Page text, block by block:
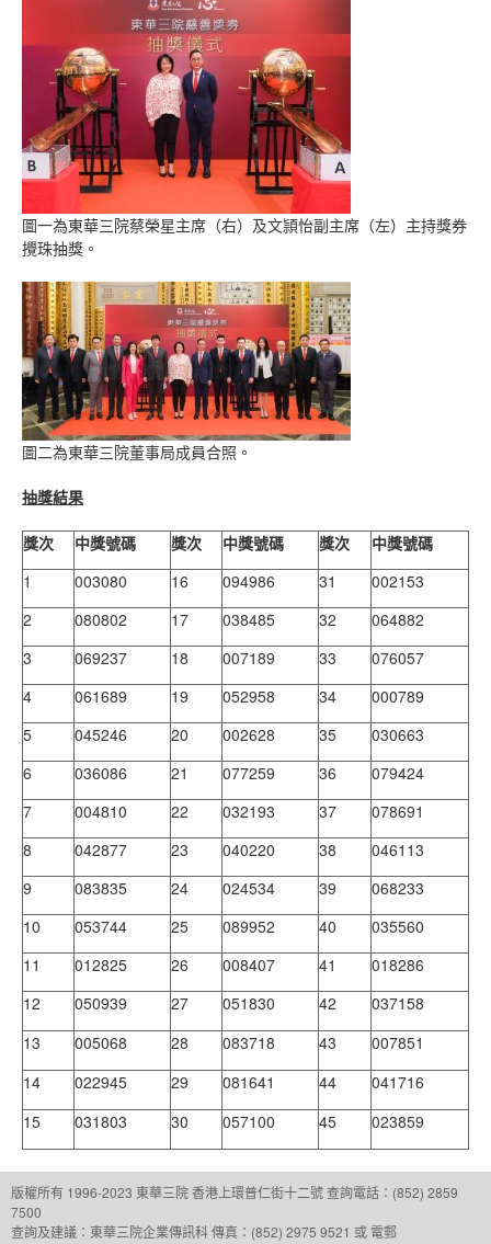
圖一為東華三院蔡榮星主席（右）及文頴怡副主席（左）主持獎券
攪珠抽獎。
圖二為東華三院董事局成員合照。
抽獎結果
獎次 中獎號碼 獎次 中獎號碼 獎次
中獎號碼
1
003080 16 094986 31
002153
2
080802 17 038485 32
064882
3
069237 18 007189 33
076057
4
061689 19 052958 34
000789
5
045246 20 002628 35
030663
6
036086 21 077259 36
079424
7
004810 22 032193 37
078691
8
042877 23 040220 38
046113
9
083835 24 024534 39
068233
10
053744 25 089952 40
035560
11
012825 26 008407 41
018286
12
050939 27 051830 42
037158
13
005068 28 083718 43
007851
14
022945 29 081641 44
041716
15
031803 30 057100 45 023859
版權所有 1996-2023 東華三院香港上環普仁街十二號查詢電話：(852) 2859
7500
查詢及建議： 東華三院企業傳訊科傳真：(852) 2975 9521 或 電郵